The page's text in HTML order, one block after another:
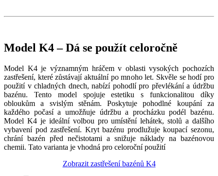
Model K4 – Dá se použít celoročně
Model K4 je významným hráčem v oblasti vysokých pochozích
zastřešení, které zůstávají aktuální po mnoho let. Skvěle se hodí pro
použití v chladných dnech, nabízí pohodlí pro převlékání a údržbu
bazénu. Tento model spojuje estetiku s funkcionalitou díky
obloukům a svislým stěnám. Poskytuje pohodlné koupání za
každého počasí a umožňuje údržbu a procházku podél bazénu.
Model K4 je ideální volbou pro umístění lehátek, stolů a dalšího
vybavení pod zastřešení. Kryt bazénu prodlužuje koupací sezonu,
chrání bazén před nečistotami a snižuje náklady na bazénovou
chemii. Tato varianta je vhodná pro celoroční použití
Zobrazit zastřešení bazénů K4